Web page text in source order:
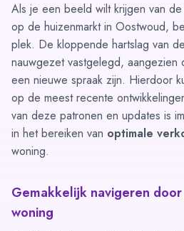
Als je een beeld wilt krijgen van
op de huizenmarkt in Oostwoud,
plek. De kloppende hartslag van
nauwgezet vastgelegd, aangezien
een nieuwe spraak zijn. Hierdoor
op de meest recente
van deze patronen en updates is
in het bereiken van optimale
woning.
Gemakkelijk navigeren
woning